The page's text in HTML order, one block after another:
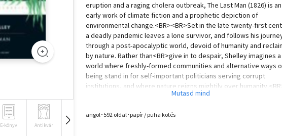
E-könyv Antikvár Hangoskönyv
eruption and a raging cholera outbreak, The Last Man (1826) is an
early work of climate fiction and a prophetic depiction of
environmental change.<BR><BR>Set in the late twenty-first
a deadly pandemic leaves a lone survivor, and follows his
through a post-apocalyptic world, devoid of humanity and
by nature. Rather than<BR>give in to despair, Shelley imagines
world where freshly-formed communities and alternative ways
being stand in for self-important politicians serving corrupt
institutions, and where nature reigns mightily over
<BR>Brimming with political intrigue, The Last Man broaches
collapse-and brings the legacy of her radically progressive
angol･592 oldal･papír / puha kötés